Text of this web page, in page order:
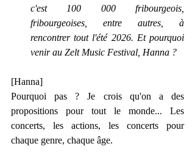
c'est 100 000 fribourgeois,
fribourgeoises, entre autres, à
rencontrer tout l'été 2026. Et pourquoi
venir au Zelt Music Festival, Hanna ?
[Hanna]
Pourquoi pas ? Je crois qu'on a des
propositions pour tout le monde... Les
concerts, les actions, les concerts pour
chaque genre, chaque âge.